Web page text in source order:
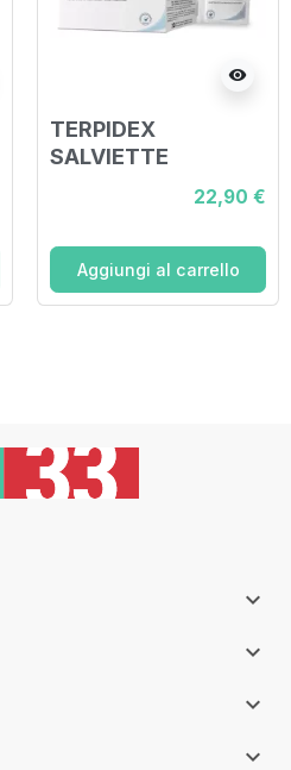
visibility
TERPIDEX
SALVIETTE
PALPEBRALI 30
22,90 €
Aggiungi al carrello



